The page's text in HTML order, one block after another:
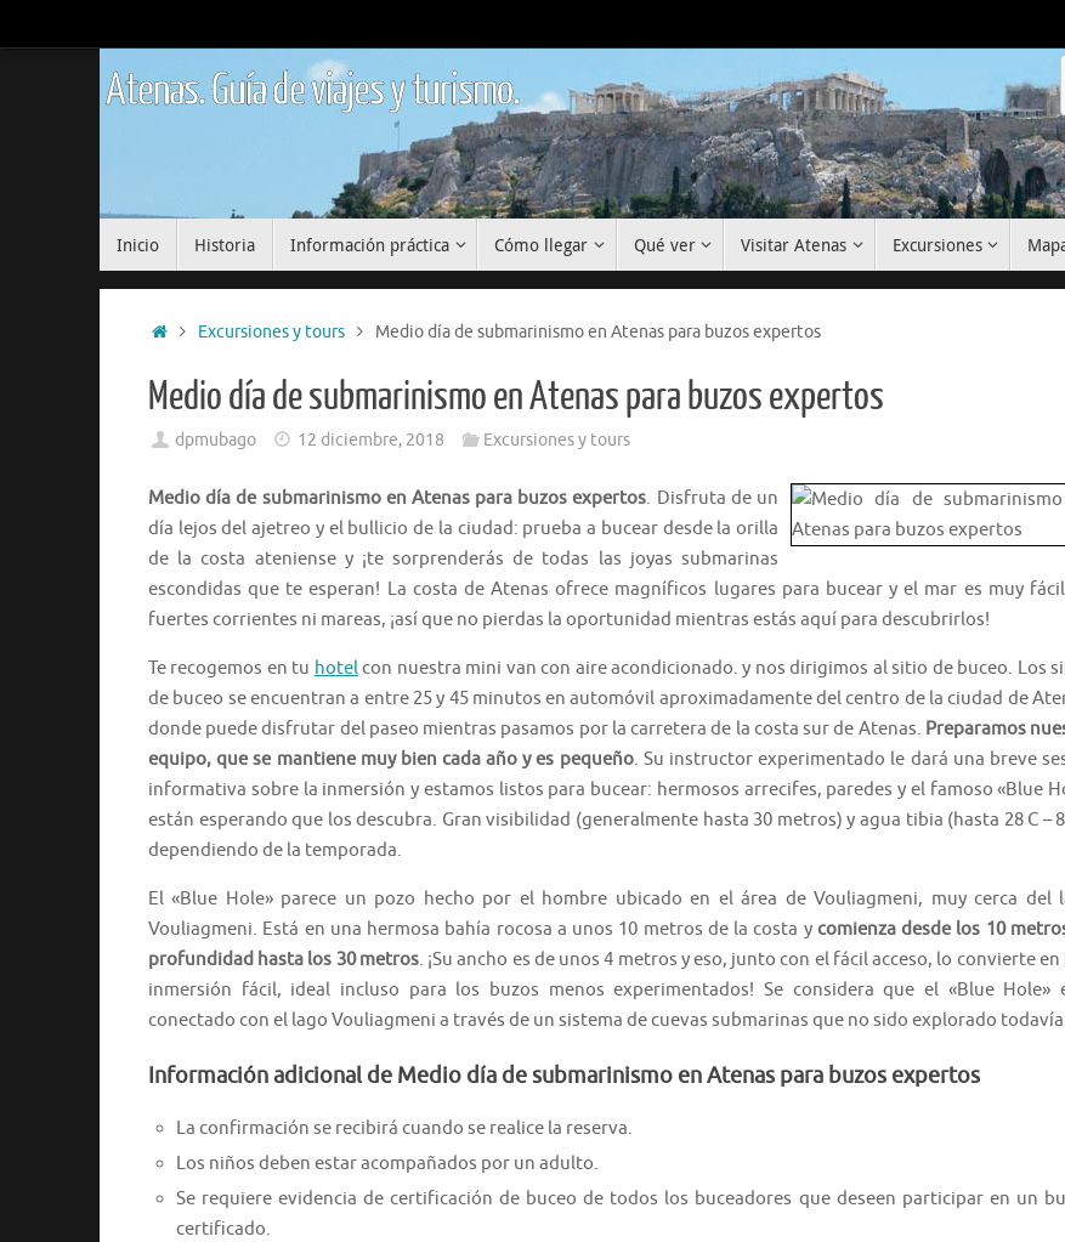
al
Atenas. Guía de viajes y turismo.
Inicio Historia Información práctica Cómo llegar Qué ver Visitar Atenas Excursiones
InicioExcursiones y tours Medio día de submarinismo en Atenas para buzos expertos
Medio día de submarinismo en Atenas para buzos expertos
dpmubago 12 diciembre, 2018 Excursiones y tours
Medio día de submarinismo en Atenas para buzos expertos. Disfruta de un
día lejos del ajetreo y el bullicio de la ciudad: prueba a bucear desde la orilla
de la costa ateniense y ¡te sorprenderás de todas las joyas submarinas
escondidas que te esperan! La costa de Atenas ofrece magníficos lugares para bucear y el mar es muy
fuertes corrientes ni mareas, ¡así que no pierdas la oportunidad mientras estás aquí para descubrirlos!
Te recogemos en tu hotelcon nuestra mini van con aire acondicionado. y nos dirigimos al sitio de buceo. Los
de buceo se encuentran a entre 25 y 45 minutos en automóvil aproximadamente del centro de la ciudad de
donde puede disfrutar del paseo mientras pasamos por la carretera de la costa sur de Atenas. Preparamos
equipo, que se mantiene muy bien cada año y es pequeño. Su instructor experimentado le dará una breve
informativa sobre la inmersión y estamos listos para bucear: hermosos arrecifes, paredes y el famoso «Blue
están esperando que los descubra. Gran visibilidad (generalmente hasta 30 metros) y agua tibia (hasta 28 C –
dependiendo de la temporada.
El «Blue Hole» parece un pozo hecho por el hombre ubicado en el área de Vouliagmeni, muy cerca del
Vouliagmeni. Está en una hermosa bahía rocosa a unos 10 metros de la costa y comienza desde los 10
profundidad hasta los 30 metros. ¡Su ancho es de unos 4 metros y eso, junto con el fácil acceso, lo convierte en
inmersión fácil, ideal incluso para los buzos menos experimentados! Se considera que el «Blue Hole»
conectado con el lago Vouliagmeni a través de un sistema de cuevas submarinas que no sido explorado
Información adicional de Medio día de submarinismo en Atenas para buzos expertos
La confirmación se recibirá cuando se realice la reserva.
Los niños deben estar acompañados por un adulto.
Se requiere evidencia de certificación de buceo de todos los buceadores que deseen participar en un
certificado.